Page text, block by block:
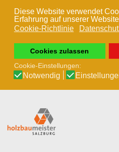
Diese Website verwendet
Erfahrung auf unserer
Cookie-Richtlinie
Cookies zulassen
Cookie-Einstellungen:
Notwendig
Zum Hauptinhalt